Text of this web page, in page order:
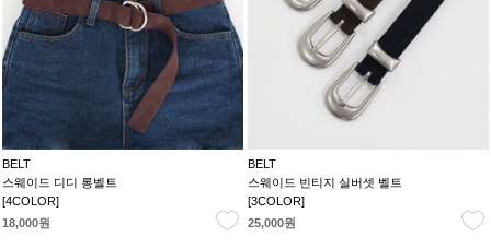
BELT
스웨이드 디디 롱벨트
[4COLOR]
18,000원
BELT
스웨이드 빈티지 실버셋 벨트
[3COLOR]
25,000원